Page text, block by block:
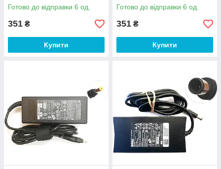
Готово до відправки 6 од.
351 ₴
Купити
Готово до відправки 6 од.
351 ₴
Купити